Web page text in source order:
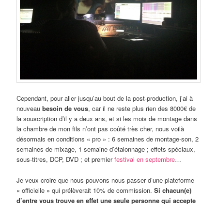
Cependant, pour aller jusqu’au bout de la post-production, j’ai à
nouveaubesoin de vous, car il ne reste plus rien des 8000€ de
la souscription d’il y a deux ans, et si les mois de montage dans
la chambre de mon fils n’ont pas coûté très cher, nous voilà
désormais en conditions « pro » : 6 semaines de montage-son, 2
semaines de mixage, 1 semaine d’étalonnage ; effets spéciaux,
sous-titres, DCP, DVD ; et premierfestival en septembre…
Je veux croire que nous pouvons nous passer d’une plateforme
« officielle » qui prélèverait 10% de commission.Si chacun(e)
d’entre vous trouve en effet une seule personne qui accepte